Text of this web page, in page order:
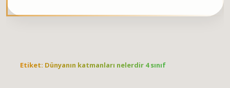
Etiket: Dünyanın katmanları nelerdir 4 sınıf